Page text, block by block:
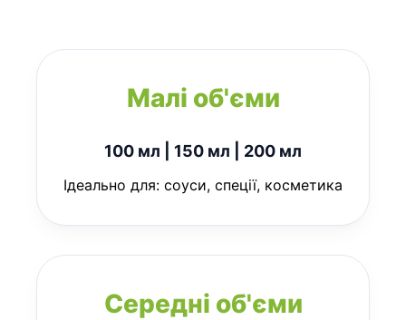
Малі об'єми
100 мл | 150 мл | 200 мл
Ідеально для: соуси, спеції, косметика
Середні об'єми